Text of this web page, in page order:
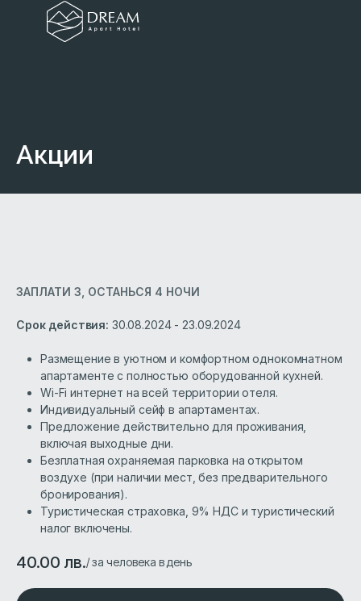
Акции
ЗАПЛАТИ 3, ОСТАНЬСЯ 4 НОЧИ
Срок действия: 30.08.2024 - 23.09.2024
Размещение в уютном и комфортном однокомнатном
апартаменте с полностью оборудованной кухней.
Wi-Fi интернет на всей территории отеля.
Индивидуальный сейф в апартаментах.
Предложение действительно для проживания,
включая выходные дни.
Безплатная охраняемая парковка на открытом
воздухе (при наличии мест, без предварительного
бронирования).
Туристическая страховка, 9% НДС и туристический
налог включены.
40.00 лв./ за человека в день